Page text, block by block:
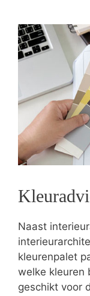
Naast
kleurenpalet
welke kleuren
geschikt voor